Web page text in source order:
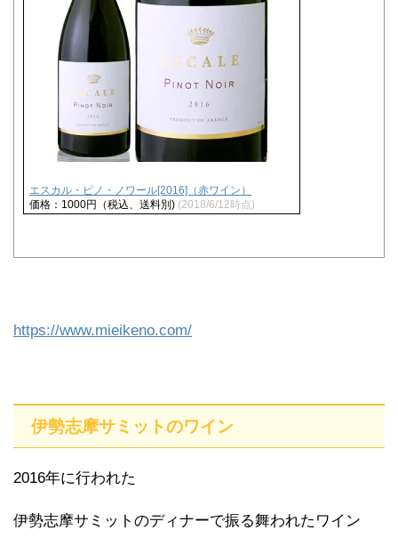
エスカル・ピノ・ノワール[2016]（赤ワイン）
価格：1000円（税込、送料別) (2018/6/12時点)
https://www.mieikeno.com/
伊勢志摩サミットのワイン
2016年に行われた
伊勢志摩サミットのディナーで振る舞われたワイン